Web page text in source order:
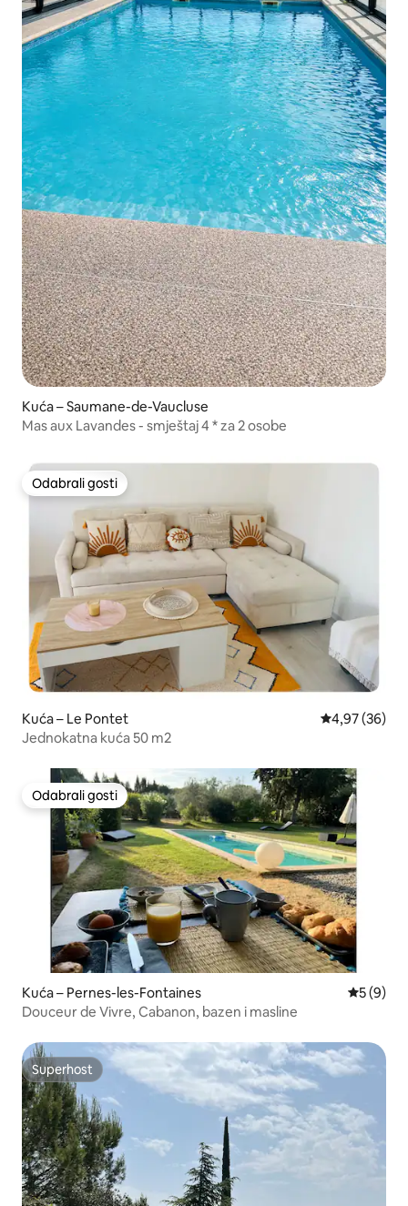
Kuća – Saumane-de-Vaucluse
Mas aux Lavandes - smještaj 4 * za 2 osobe
Odabrali gosti
Odabrali gosti
Kuća – Le Pontet Prosječna
4,97 (36)
Jednokatna kuća 50 m2
Odabrali gosti
Odabrali gosti
Kuća – Pernes-les-Fontaines
5 (9)
Douceur de Vivre, Cabanon, bazen i masline
Superhost
Superhost